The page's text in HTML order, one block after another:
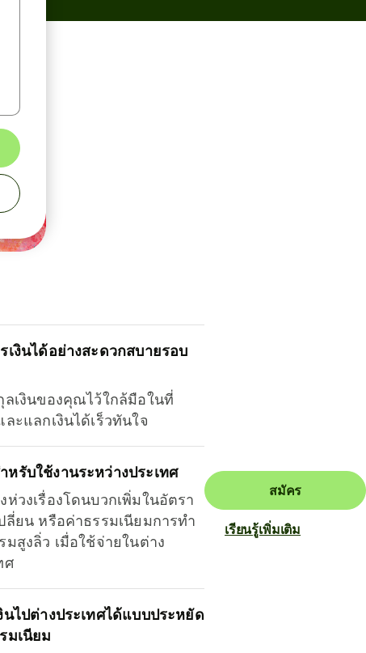
เงินได้อย่างสะดวกสบายรอบ
ลเงินของคุณไว้ใกล้มือในที่
ละแลกเงินได้เร็วทันใจ
หรับใช้งานระหว่างประเทศ
ห่วงเรื่องโดนบวกเพิ่มในอัตรา
ลี่ยน หรือค่าธรรมเนียมการทำ
มสูงลิ่ว เมื่อใช้จ่ายในต่าง
ศ
นไปต่างประเทศได้แบบประหยัด
มเนียม
สมัคร
เรียนรู้เพิ่มเติม